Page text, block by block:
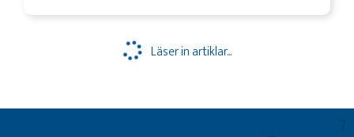
Läser in artiklar...